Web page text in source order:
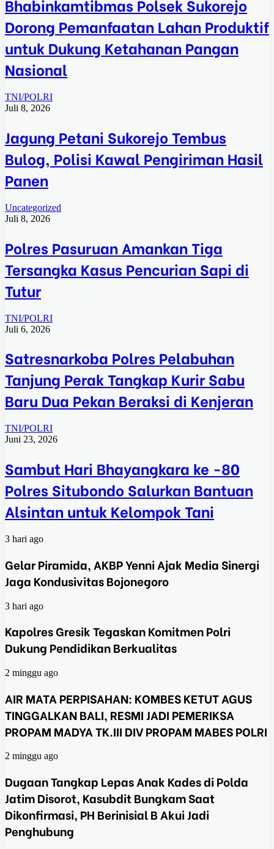
Bhabinkamtibmas Polsek Sukorejo
Dorong Pemanfaatan Lahan Produktif
untuk Dukung Ketahanan Pangan
Nasional
TNI/POLRI
Juli 8, 2026
Jagung Petani Sukorejo Tembus
Bulog, Polisi Kawal Pengiriman Hasil
Panen
Uncategorized
Juli 8, 2026
Polres Pasuruan Amankan Tiga
Tersangka Kasus Pencurian Sapi di
Tutur
TNI/POLRI
Juli 6, 2026
Satresnarkoba Polres Pelabuhan
Tanjung Perak Tangkap Kurir Sabu
Baru Dua Pekan Beraksi di Kenjeran
TNI/POLRI
Juni 23, 2026
Sambut Hari Bhayangkara ke -80
Polres Situbondo Salurkan Bantuan
Alsintan untuk Kelompok Tani
3 hari ago
Gelar Piramida, AKBP Yenni Ajak Media Sinergi
Jaga Kondusivitas Bojonegoro
3 hari ago
Kapolres Gresik Tegaskan Komitmen Polri
Dukung Pendidikan Berkualitas
2 minggu ago
AIR MATA PERPISAHAN: KOMBES KETUT AGUS
TINGGALKAN BALI, RESMI JADI PEMERIKSA
PROPAM MADYA TK.III DIV PROPAM MABES POLRI
2 minggu ago
Dugaan Tangkap Lepas Anak Kades di Polda
Jatim Disorot, Kasubdit Bungkam Saat
Dikonfirmasi, PH Berinisial B Akui Jadi
Penghubung